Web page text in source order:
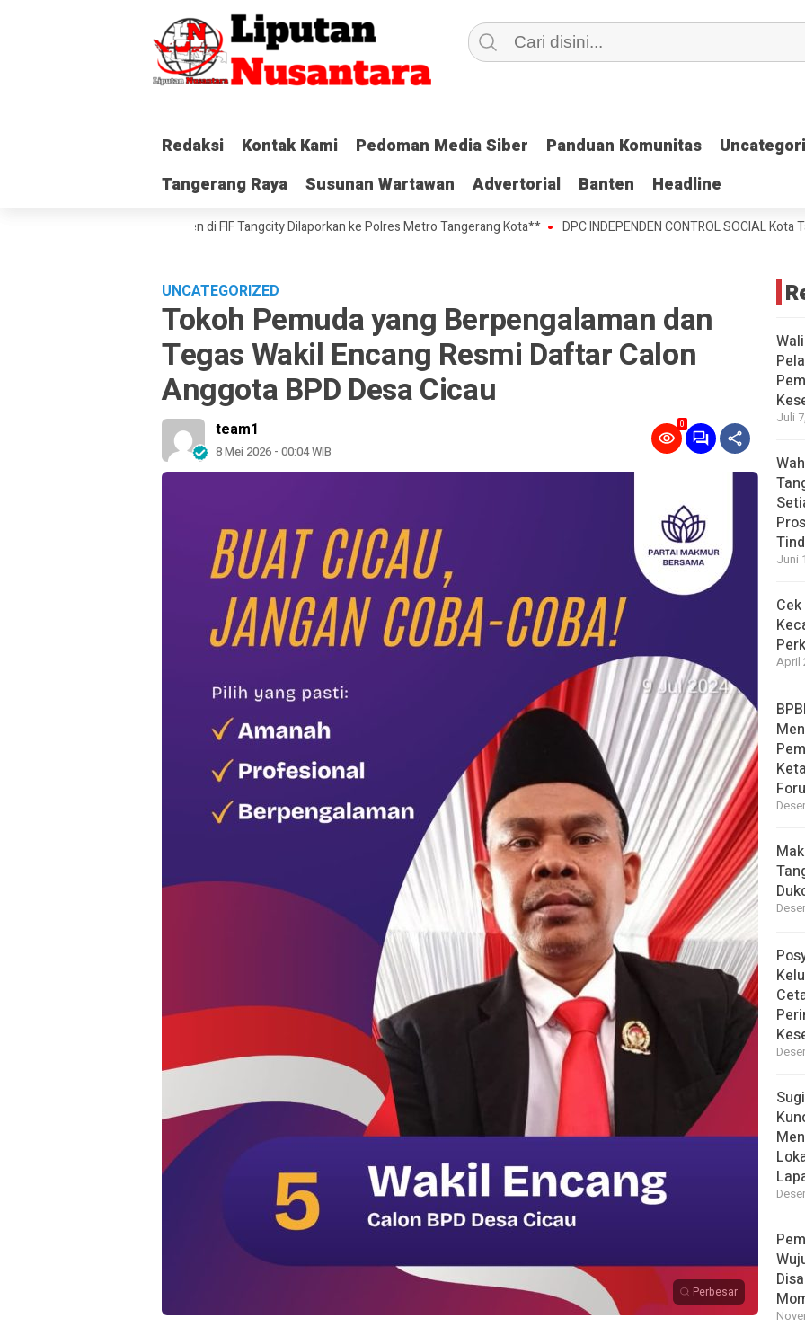
Redaksi Kontak Kami Pedoman Media Siber Panduan Komunitas
Tangerang Raya
Susunan Wartawan Advertorial Banten Headline
Redaksi Kontak Kami Pedoman Media Siber Panduan Komunitas
Tangerang Raya
Susunan Wartawan Advertorial Banten Headline
Kebebasan Pers, Insiden di FIF Tangcity Dilaporkan ke Polres Metro Tangerang Kota** DPC INDEPENDEN CONTROL SOCIAL Kota
UNCATEGORIZED
Tokoh Pemuda yang Berpengalaman dan
Tegas Wakil Encang Resmi Daftar Calon
Anggota BPD Desa Cicau
team1
8 Mei 2026 - 00:04 WIB
0
Perbesar
Juli
Juni
April